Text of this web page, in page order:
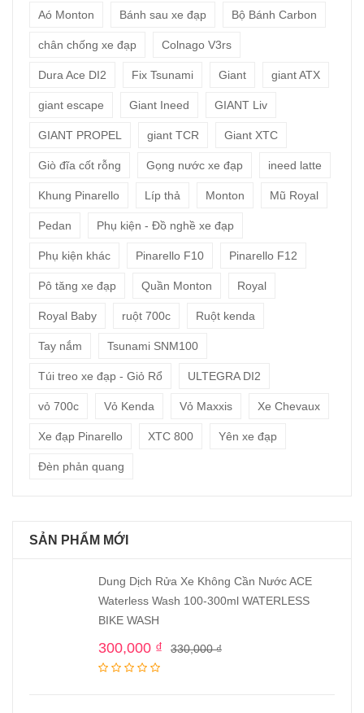
Aó Monton Bánh sau xe đạp Bộ Bánh Carbon
chân chống xe đạp Colnago V3rs
Dura Ace DI2 Fix Tsunami Giant giant ATX
giant escape Giant Ineed GIANT Liv
GIANT PROPEL giant TCR Giant XTC
Giò đĩa cốt rỗng Gọng nước xe đạp ineed latte
Khung Pinarello Líp thả Monton Mũ Royal
Pedan Phụ kiện - Đồ nghề xe đạp
Phụ kiện khác Pinarello F10 Pinarello F12
Pô tăng xe đạp Quần Monton Royal
Royal Baby ruột 700c Ruột kenda
Tay nắm Tsunami SNM100
Túi treo xe đạp - Giỏ Rổ ULTEGRA DI2
vỏ 700c Vỏ Kenda Vỏ Maxxis Xe Chevaux
Xe đạp Pinarello XTC 800 Yên xe đạp
Đèn phản quang
SẢN PHẨM MỚI
Dung Dịch Rửa Xe Không Cần Nước ACE
Waterless Wash 100-300ml WATERLESS
BIKE WASH
330,000₫
300,000 ₫